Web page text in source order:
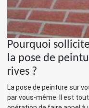
Pourquoi
la pose de
rives ?
La pose de peinture sur
par vous-même. Il est